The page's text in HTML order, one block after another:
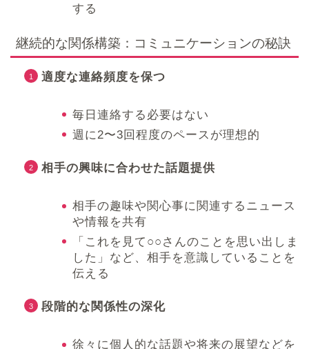
する
継続的な関係構築：コミュニケーションの秘訣
適度な連絡頻度を保つ
毎日連絡する必要はない
週に2〜3回程度のペースが理想的
相手の興味に合わせた話題提供
相手の趣味や関心事に関連するニュース
や情報を共有
「これを見て○○さんのことを思い出しま
した」など、相手を意識していることを
伝える
段階的な関係性の深化
徐々に個人的な話題や将来の展望などを